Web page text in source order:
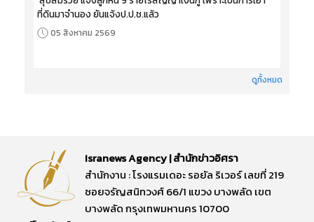
ที่ดินมาจำนอง ยันแจ้งป.ป.ช.แล้ว
05 สิงหาคม 2569
ดูทั้งหมด
Isranews Agency | สำนักข่าวอิศรา
สำนักงาน : โรงแรมเดอะ รอยัล ริเวอร์ เลขที่ 219
ซอยจรัญสนิทวงศ์ 66/1 แขวง บางพลัด เขต
บางพลัด กรุงเทพมหานคร 10700